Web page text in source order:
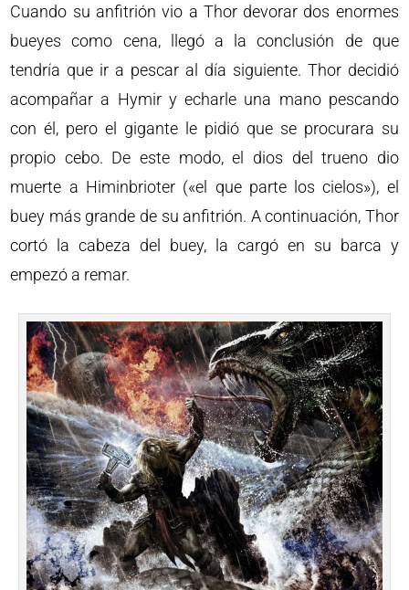
Cuando su anfitrión vio a Thor devorar dos enormes
bueyes como cena, llegó a la conclusión de que
tendría que ir a pescar al día siguiente. Thor decidió
acompañar a Hymir y echarle una mano pescando
con él, pero el gigante le pidió que se procurara su
propio cebo. De este modo, el dios del trueno dio
muerte a Himinbrioter («el que parte los cielos»), el
buey más grande de su anfitrión. A continuación, Thor
cortó la cabeza del buey, la cargó en su barca y
empezó a remar.